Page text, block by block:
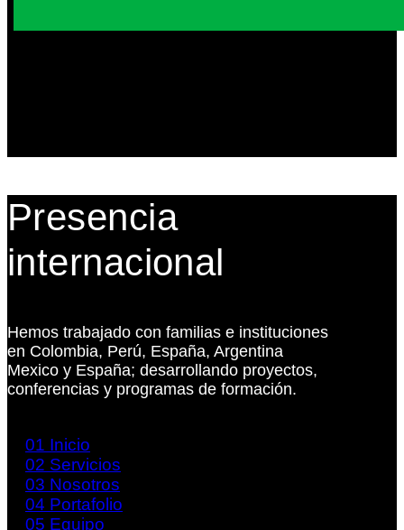
Presencia
internacional
Hemos trabajado con familias e instituciones
en Colombia, Perú, España, Argentina
Mexico y España; desarrollando proyectos,
conferencias y programas de formación.
01 Inicio
02 Servicios
03 Nosotros
04 Portafolio
05 Equipo